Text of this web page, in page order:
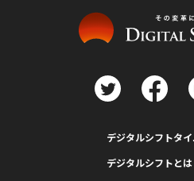
デジタルシフトタ
デジタルシフトとは